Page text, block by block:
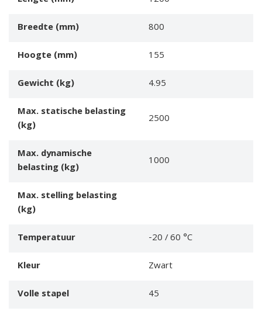
Breedte (mm)
800
Hoogte (mm)
155
Gewicht (kg)
4.95
Max. statische belasting
(kg)
2500
Max. dynamische
belasting (kg)
1000
Max. stelling belasting
(kg)
Temperatuur
-20 / 60 °C
Kleur
Zwart
Volle stapel
45